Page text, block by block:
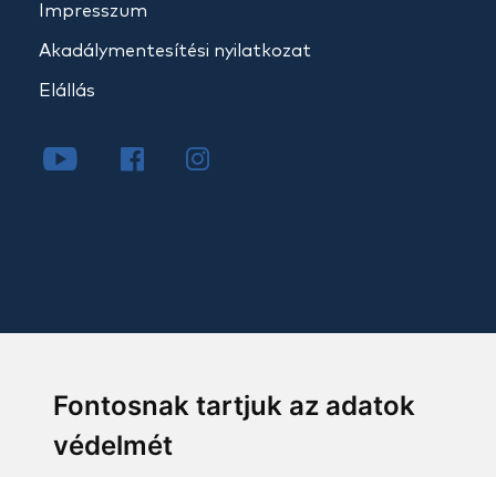
Fontosnak tartjuk az adatok
védelmét
Impresszum
Akadálymentesítési nyilatkozat
Elállás